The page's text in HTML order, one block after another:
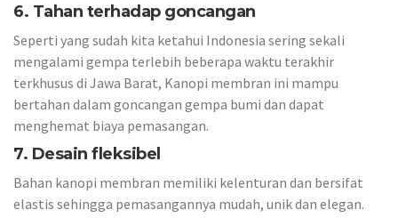
6. Tahan terhadap goncangan
Seperti yang sudah kita ketahui Indonesia sering sekali
mengalami gempa terlebih beberapa waktu terakhir
terkhusus di Jawa Barat, Kanopi membran ini mampu
bertahan dalam goncangan gempa bumi dan dapat
menghemat biaya pemasangan.
7. Desain fleksibel
Bahan kanopi membran memiliki kelenturan dan bersifat
elastis sehingga pemasangannya mudah, unik dan elegan.